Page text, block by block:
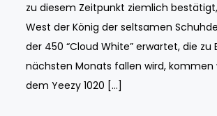
zu diesem Zeitpunkt ziemlich
West der König der seltsamen
der 450 “Cloud White” erwartet, die zu
nächsten Monats fallen wird,
dem Yeezy 1020 […]